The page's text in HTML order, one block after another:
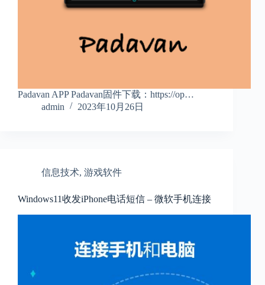
Padavan APP Padavan固件下载：https://op…
admin
2023年10月26日
信息技术, 游戏软件
Windows11收发iPhone电话短信 – 微软手机连接